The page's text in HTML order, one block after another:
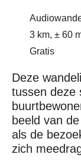
3 km, ± 60
Gratis
Deze
tussen deze
beeld van
als de
zich